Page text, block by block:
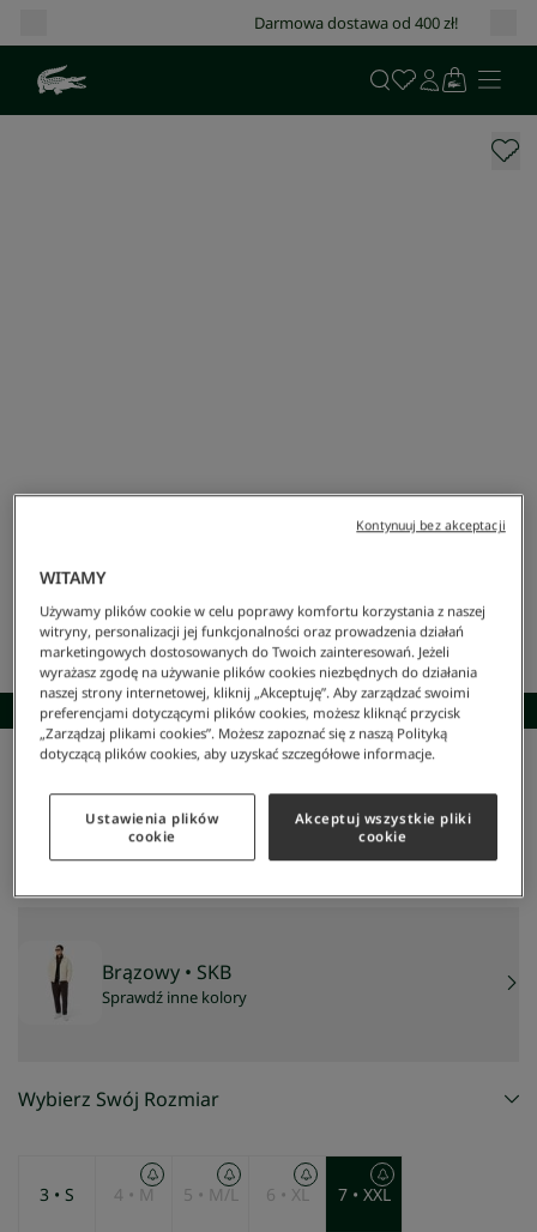
Darmowa dostawa od 400 zł!
SKOMPLETUJ STYLIZACJĘ
Rozpinana bluza Made in France z kołnierzykiem
Brązowy • SKB
Sprawdź inne kolory
Wybierz Swój Rozmiar
3 • S 4 • M 5 • M/L 6 • XL 7 • XXL
WITAMY
Używamy plików cookie w celu poprawy komfortu korzystania z naszej
witryny, personalizacji jej funkcjonalności oraz prowadzenia działań
marketingowych dostosowanych do Twoich zainteresowań. Jeżeli
wyrażasz zgodę na używanie plików cookies niezbędnych do działania
naszej strony internetowej, kliknij „Akceptuję”. Aby zarządzać swoimi
preferencjami dotyczącymi plików cookies, możesz kliknąć przycisk
„Zarządzaj plikami cookies”. Możesz zapoznać się z naszą Polityką
dotyczącą plików cookies, aby uzyskać szczegółowe informacje.
Ustawienia plików
cookie
Akceptuj wszystkie pliki
cookie
Kontynuuj bez akceptacji